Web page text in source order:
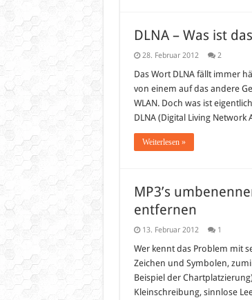
DLNA – Was ist
28. Februar 2012 2
Das Wort DLNA fällt immer
von einem auf das andere
WLAN. Doch was ist
DLNA (Digital Living Network
Weiterlesen »
MP3’s
entfernen
13. Februar 2012 1
Wer kennt das Problem mit
Zeichen und Symbolen,
Beispiel der
Kleinschreibung, sinnlose